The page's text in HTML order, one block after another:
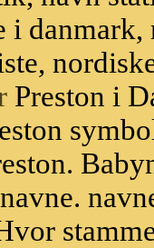
i
Preston i